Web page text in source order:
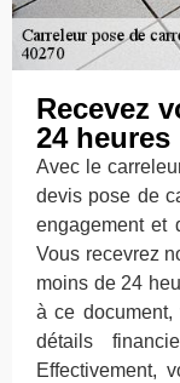
Recevez
24 heures
Avec le
devis pose de
engagement et
Vous recevrez
moins de 24
à ce
détails
Effectivement,